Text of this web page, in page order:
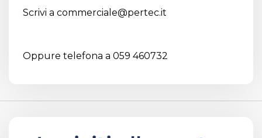
Scrivi a commerciale@pertec.it
Oppure telefona a 059 460732